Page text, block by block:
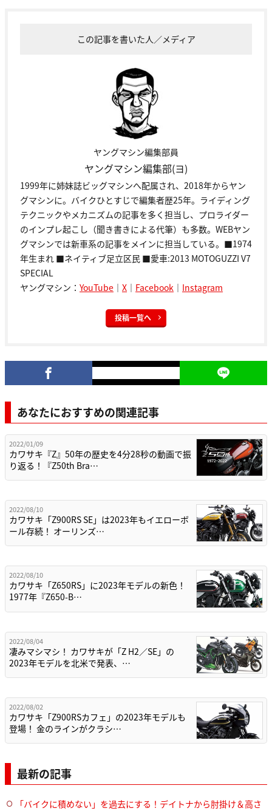
この記事を書いた人／メディア
ヤングマシン編集部員
ヤングマシン編集部(ヨ)
1999年に姉妹誌ビッグマシンへ配属され、2018年からヤン
グマシンに。バイクひとすじで編集者歴25年。ライディング
テクニックやメカニズムの記事を多く担当し、プロライダー
のインプレ起こし（聞き書きによる代筆）も多数。WEBヤン
グマシンでは新車系の記事をメインに担当している。■1974
年生まれ ■ネイティブ足立区民 ■愛車:2013 MOTOGUZZI V7
SPECIAL
ヤングマシン： YouTube ｜ X ｜ Facebook ｜ Instagram
投稿一覧へ
あなたにおすすめの関連記事
2022/01/09
カワサキ『Z』50年の歴史を4分28秒の動画で振
り返る！『Z50th Bra…
2022/08/10
カワサキ「Z900RS SE」は2023年もイエローボ
ール存続！ オーリンズ…
2022/08/10
カワサキ「Z650RS」に2023年モデルの新色！
1977年『Z650-B…
2022/08/04
凄みマシマシ！ カワサキが「Z H2／SE」の
2023年モデルを北米で発表、…
2022/08/02
カワサキ「Z900RSカフェ」の2023年モデルも
登場！ 金のラインがクラシ…
最新の記事
「バイクに積めない」を過去にする！デイトナから肘掛け＆高さ